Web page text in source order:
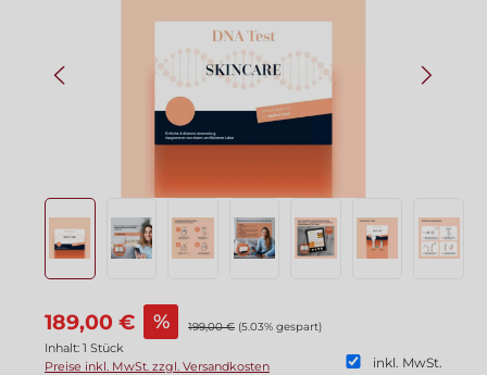
Verkaufspreis:
189,00 € % Regulärer Preis:
199,00 € (5.03% gespart)
Inhalt: 1 Stück
inkl. MwSt.
Preise inkl. MwSt. zzgl. Versandkosten